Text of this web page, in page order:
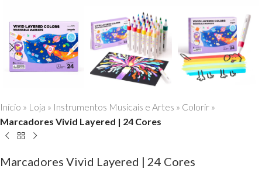
Início » Loja » Instrumentos Musicais e Artes » Colorir »
Marcadores Vivid Layered | 24 Cores
Marcadores Vivid Layered | 24 Cores